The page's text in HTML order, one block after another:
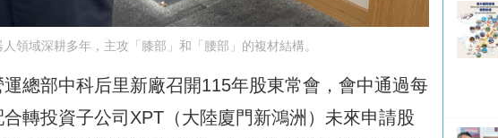
領域深耕多年，主攻「膝部」和「腰部」的複材結構。
總部中科后里新廠召開115年股東常會，會中通過每
轉投資子公司XPT（大陸廈門新鴻洲）未來申請股